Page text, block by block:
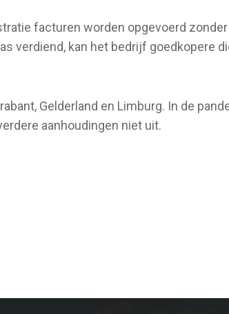
facturen worden opgevoerd zonder
verdiend, kan het bedrijf goedkopere
Gelderland en Limburg. In de
aanhoudingen niet uit.